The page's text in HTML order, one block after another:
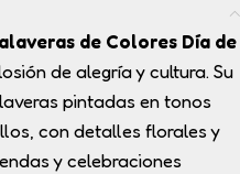
de Colores Día de
de alegría y cultura. Su
pintadas en tonos
con detalles florales y
y celebraciones